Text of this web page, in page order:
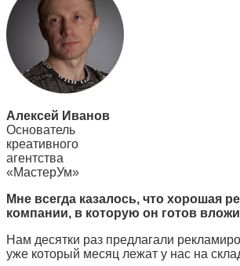
Алексей Иванов
Основатель
креативного
агентства
«МастерУм»
Мне всегда казалось, что хорошая
компании, в которую он готов
Нам десятки раз предлагали
уже который месяц лежат у нас на